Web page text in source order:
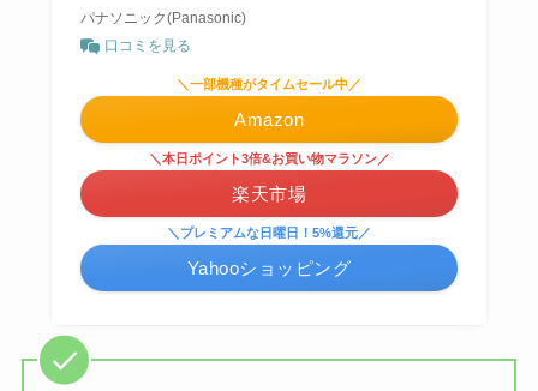
パナソニック(Panasonic)
口コミを見る
＼一部機種がタイムセール中／
Amazon
＼本日ポイント3倍&お買い物マラソン／
楽天市場
＼プレミアムな日曜日！5%還元／
Yahooショッピング